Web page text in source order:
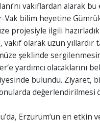
vakıflardan alarak
Vak bilim heyetine
projesiyle ilgili
vakıf olarak uzun
şeklinde
yardımcı olacaklarını
bulundu. Ziyaret,
değerlendirilmesi
Erzurum’un en etkin ve